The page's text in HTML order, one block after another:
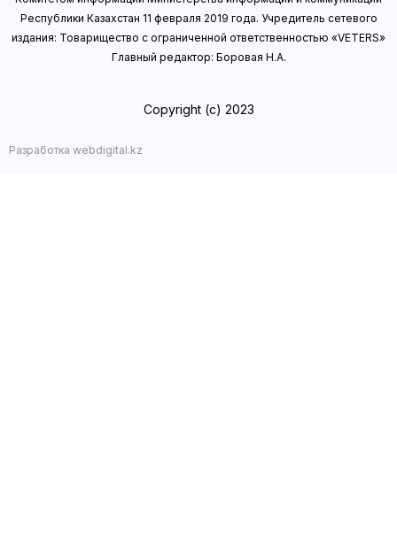
Республики Казахстан 11 февраля 2019 года. Учредитель сетевого
издания: Товарищество с ограниченной ответственностью «VETERS»
Главный редактор: Боровая Н.А.
Copyright (с) 2023
Разработка webdigital.kz